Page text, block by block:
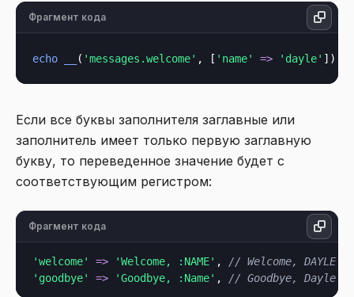
Фрагмент кода
echo ( 'messages.welcome' , [ 'name' => 'dayle'
Если все буквы заполнителя заглавные или
заполнитель имеет только первую заглавную
букву, то переведенное значение будет с
соответствующим регистром:
Фрагмент кода
'welcome' => 'Welcome, :NAME' , // Welcome, DAYLE
'goodbye'
=> 'Goodbye, :Name' , // Goodbye, Dayle